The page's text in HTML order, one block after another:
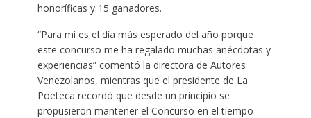
honoríficas y 15 ganadores.
“Para mí es el día más esperado del año porque
este concurso me ha regalado muchas anécdotas y
experiencias” comentó la directora de Autores
Venezolanos, mientras que el presidente de La
Poeteca recordó que desde un principio se
propusieron mantener el Concurso en el tiempo